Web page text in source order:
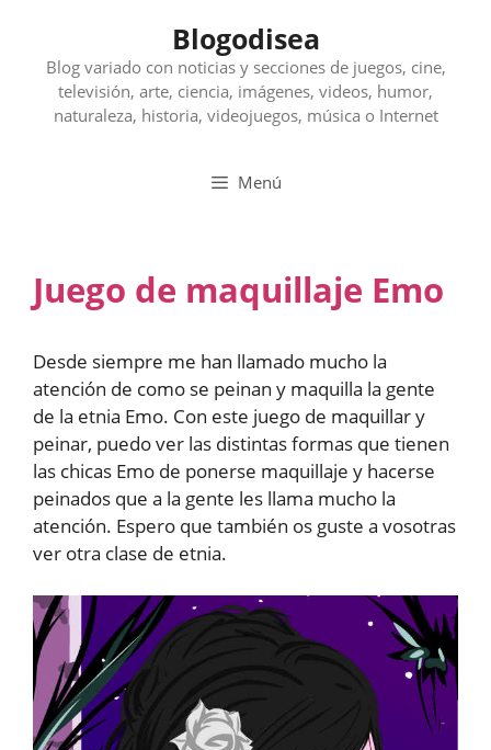
contenido
Blogodisea
Blog variado con noticias y secciones de juegos, cine,
televisión, arte, ciencia, imágenes, videos, humor,
naturaleza, historia, videojuegos, música o Internet
Menú
Juego de maquillaje Emo
Desde siempre me han llamado mucho la
atención de como se peinan y maquilla la gente
de la etnia Emo. Con este juego de maquillar y
peinar, puedo ver las distintas formas que tienen
las chicas Emo de ponerse maquillaje y hacerse
peinados que a la gente les llama mucho la
atención. Espero que también os guste a vosotras
ver otra clase de etnia.